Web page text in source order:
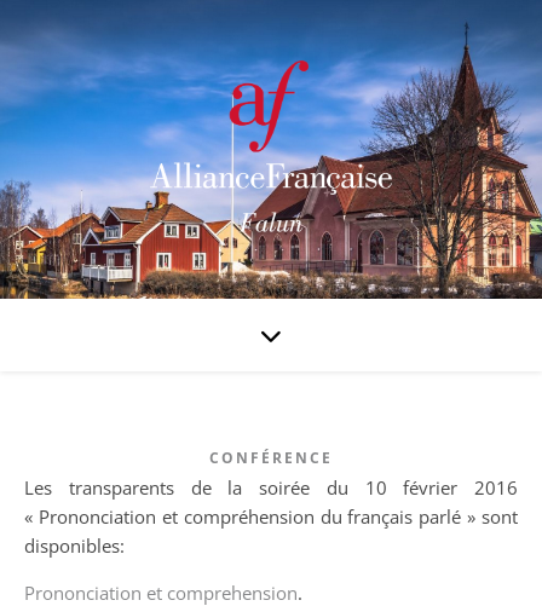
CONFÉRENCE
Les transparents de la soirée du 10 février 2016
« Prononciation et compréhension du français parlé » sont
disponibles:
Prononciation et comprehension.